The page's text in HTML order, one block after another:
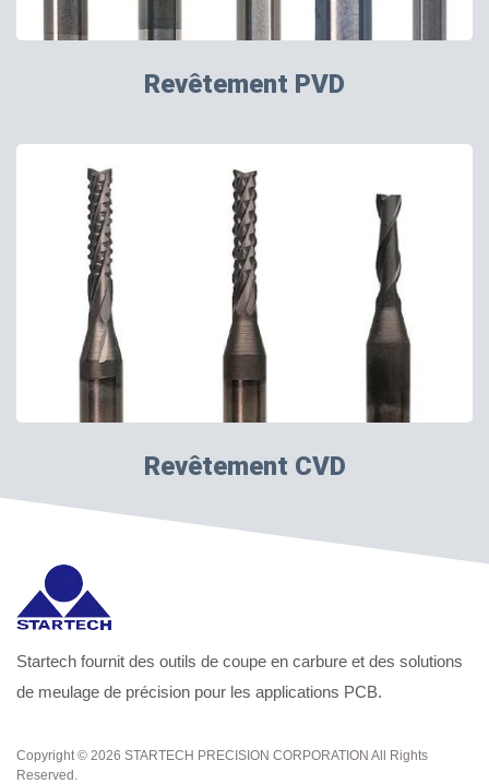
Revêtement PVD
Revêtement CVD
Startech fournit des outils de coupe en carbure et des solutions
de meulage de précision pour les applications PCB.
Copyright © 2026 STARTECH PRECISION CORPORATION All Rights
Reserved.